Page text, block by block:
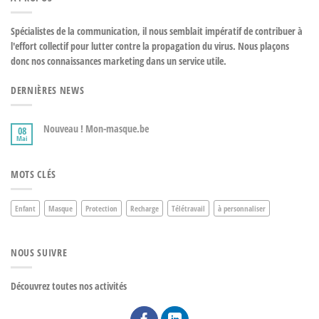
Spécialistes de la communication, il nous semblait impératif de contribuer à
l'effort collectif pour lutter contre la propagation du virus. Nous plaçons
donc nos connaissances marketing dans un service utile.
DERNIÈRES NEWS
08
Mai
Nouveau ! Mon-masque.be
MOTS CLÉS
Enfant Masque Protection Recharge Télétravail à personnaliser
NOUS SUIVRE
Découvrez toutes nos activités